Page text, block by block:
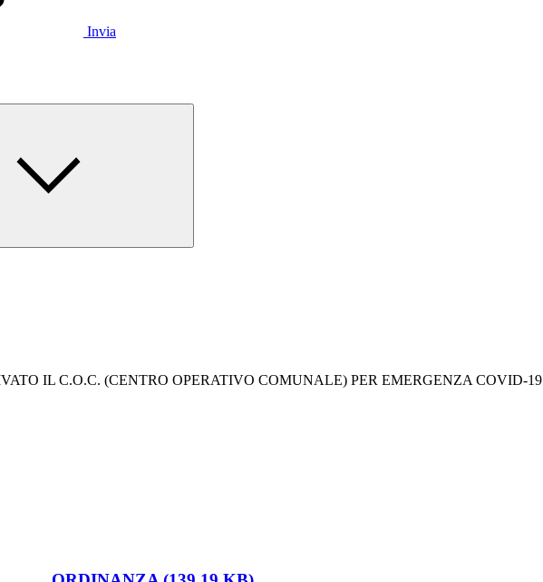
Invia
IL C.O.C. (CENTRO OPERATIVO COMUNALE) PER EMERGENZA COVID-19